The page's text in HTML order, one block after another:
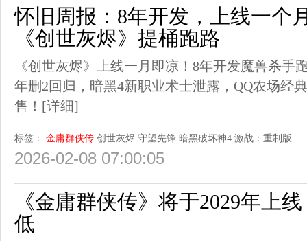
怀旧周报：8年开发，上线一个
《创世灰烬》提桶跑路
《创世灰烬》上线一月即凉！8年开发魔兽杀手
年删2回归，暗黑4新职业术士泄露，QQ农场经
售！ [详细]
标签： 金庸群侠传 创世灰烬 守望先锋 暗黑破坏神4 激战：重制版
2026-02-08 07:00:05
《金庸群侠传》将于2029年上
低